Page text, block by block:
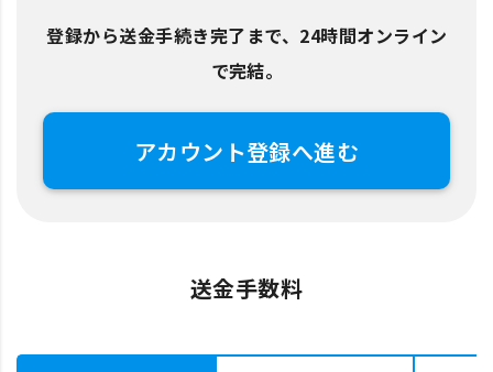
登録から送金手続き完了まで、24時間オンライン
で完結。
アカウント登録へ進む
送金手数料